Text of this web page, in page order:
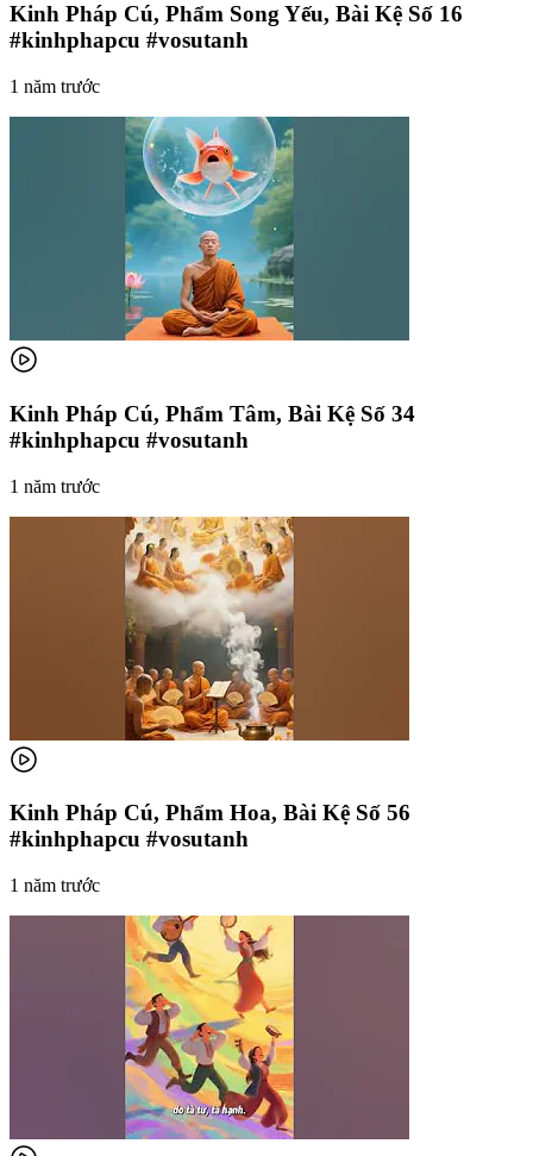
Kinh Pháp Cú, Phẩm Song Yếu, Bài Kệ Số 16
#kinhphapcu #vosutanh
1 năm trước
Kinh Pháp Cú, Phẩm Tâm, Bài Kệ Số 34
#kinhphapcu #vosutanh
1 năm trước
Kinh Pháp Cú, Phẩm Hoa, Bài Kệ Số 56
#kinhphapcu #vosutanh
1 năm trước